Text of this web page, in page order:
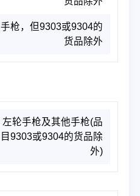
手枪，但9303或9304的
货品除外
左轮手枪及其他手枪(品
目9303或9304的货品除
外)